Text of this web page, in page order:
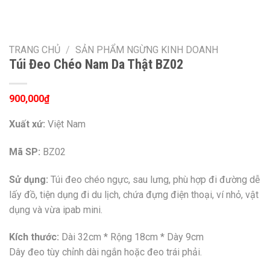
TRANG CHỦ / SẢN PHẨM NGỪNG KINH DOANH
Túi Đeo Chéo Nam Da Thật BZ02
900,000₫
Xuất xứ: Việt Nam
Mã SP: BZ02
Sử dụng: Túi đeo chéo ngực, sau lưng, phù hợp đi đường dễ
lấy đồ, tiện dụng đi du lịch, chứa đựng điện thoại, ví nhỏ, vật
dụng và vừa ipab mini.
Kích thước: Dài 32cm * Rộng 18cm * Dày 9cm
Dây đeo tùy chỉnh dài ngắn hoặc đeo trái phải.